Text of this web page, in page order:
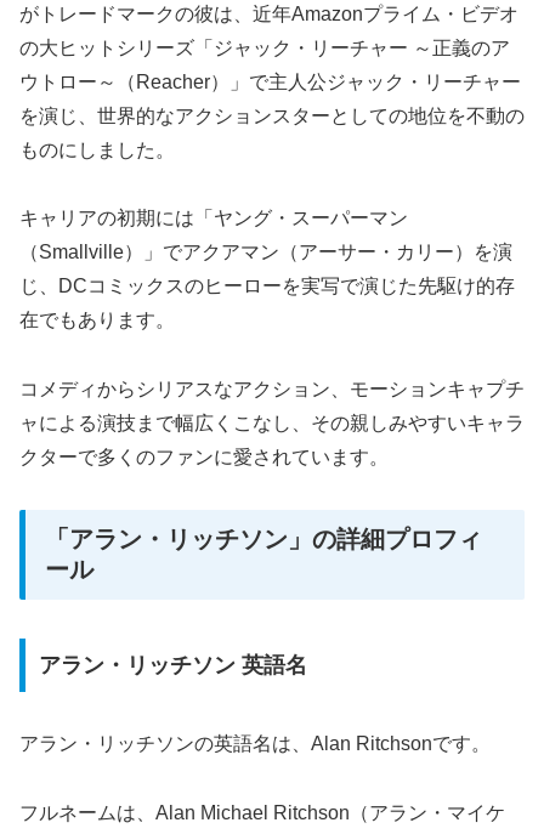
がトレードマークの彼は、近年Amazonプライム・ビデオ
の大ヒットシリーズ「ジャック・リーチャー ～正義のア
ウトロー～（Reacher）」で主人公ジャック・リーチャー
を演じ、世界的なアクションスターとしての地位を不動の
ものにしました。
キャリアの初期には「ヤング・スーパーマン
（Smallville）」でアクアマン（アーサー・カリー）を演
じ、DCコミックスのヒーローを実写で演じた先駆け的存
在でもあります。
コメディからシリアスなアクション、モーションキャプチ
ャによる演技まで幅広くこなし、その親しみやすいキャラ
クターで多くのファンに愛されています。
「アラン・リッチソン」の詳細プロフィ
ール
アラン・リッチソン 英語名
アラン・リッチソンの英語名は、Alan Ritchsonです。
フルネームは、Alan Michael Ritchson（アラン・マイケ